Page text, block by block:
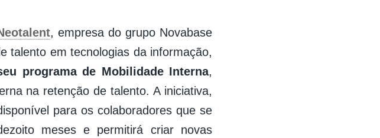
, empresa do grupo Novabase
talento em tecnologias da informação,
programa de Mobilidade Interna,
na retenção de talento. A iniciativa,
para os colaboradores que se
meses e permitirá criar novas